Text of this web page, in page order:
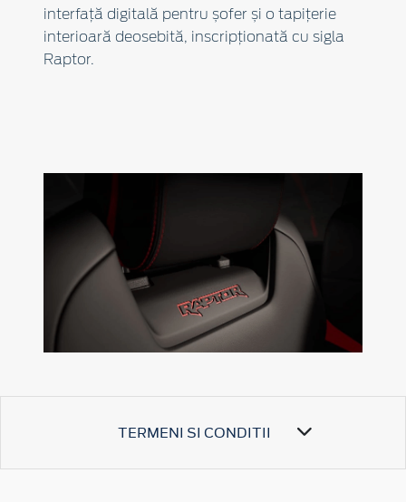
interfață digitală pentru șofer și o tapițerie
interioară deosebită, inscripționată cu sigla
Raptor.
TERMENI SI CONDITII